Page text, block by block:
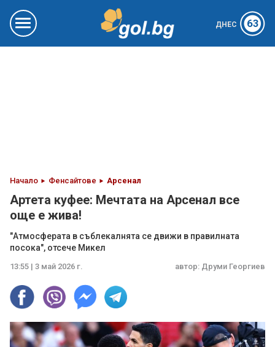
ДНЕС 63
Начало Фенсайтове Арсенал
Артета куфее: Мечтата на Арсенал все
още е жива!
"Атмосферата в съблекалнята се движи в правилната
посока", отсече Микел
13:55 | 3 май 2026 г. автор: Друми Георгиев